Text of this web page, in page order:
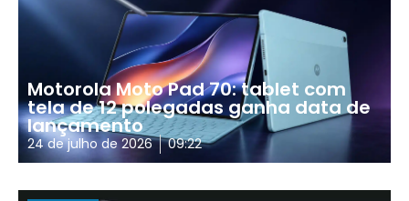
Motorola Moto Pad 70: tablet com
tela de 12 polegadas ganha data de
lançamento
24 de julho de 2026 09:22